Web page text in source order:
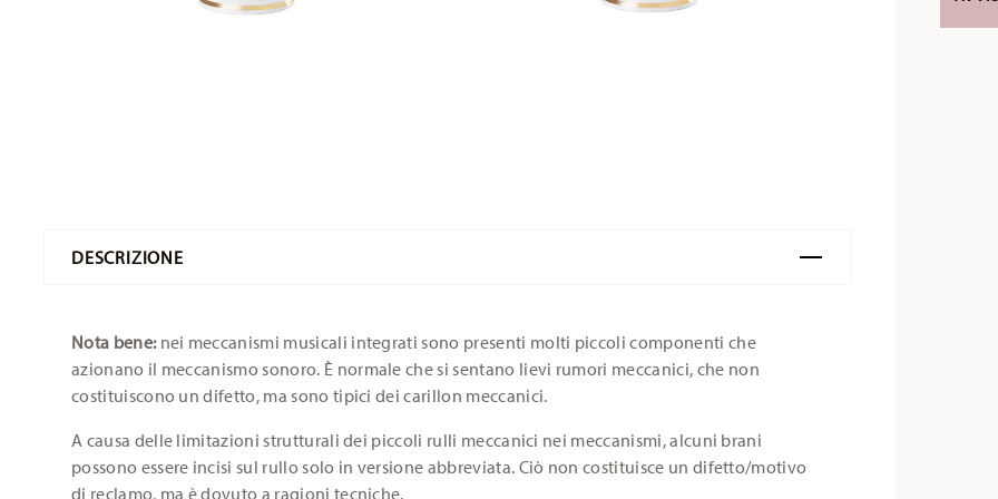
DESCRIZIONE
Nota bene:nei meccanismi musicali integrati sono presenti molti piccoli componenti che
azionano il meccanismo sonoro. È normale che si sentano lievi rumori meccanici, che non
costituiscono un difetto, ma sono tipici dei carillon meccanici.
A causa delle limitazioni strutturali dei piccoli rulli meccanici nei meccanismi, alcuni brani
possono essere incisi sul rullo solo in versione abbreviata. Ciò non costituisce un difetto/motivo
di reclamo, ma è dovuto a ragioni tecniche.